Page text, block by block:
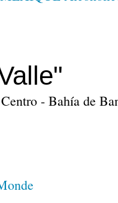
- Bahía de